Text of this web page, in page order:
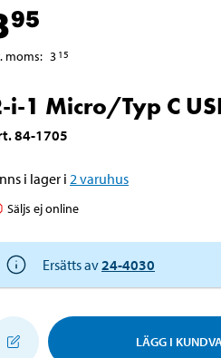
95
moms: 3 15
i-1 Micro/Typ C
.84-1705
i lager i 2 varuhus
Säljs ej online
Ersätts av24-4030
LÄGG I